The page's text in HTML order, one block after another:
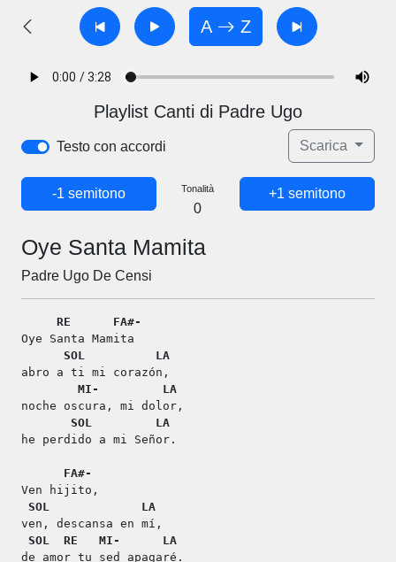
A Z
Playlist Canti di Padre Ugo
Testo con accordi Scarica
-1 semitono Tonalità
0
+1 semitono
Oye Santa Mamita
Padre Ugo De Censi
RE
FA#-
Oye Santa Mamita
SOL
LA
abro a ti mi corazón,
MI-
LA
noche oscura, mi dolor,
SOL
LA
he perdido a mi Señor.
FA#-
Ven hijito,
SOL
LA
ven, descansa en mí,
SOL
RE MI-
LA
de amor tu sed apagaré.